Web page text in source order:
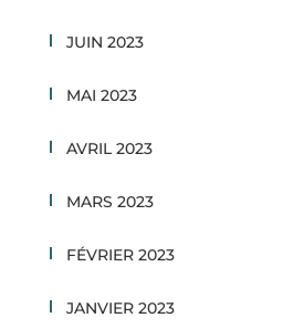
JUIN 2023
MAI 2023
AVRIL 2023
MARS 2023
FÉVRIER 2023
JANVIER 2023